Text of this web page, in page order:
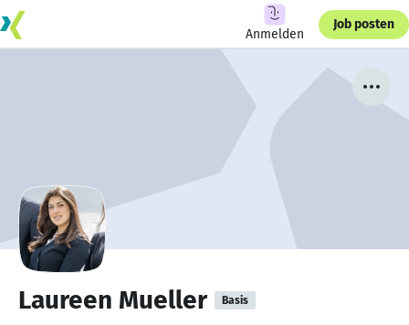
Anmelden
Job posten
Laureen Mueller Basis